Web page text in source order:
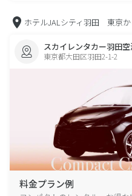
ホテルJALシティ羽田 東京か
スカイレンタカー羽田
東京都大田区羽田2-1-2
料金プラン例